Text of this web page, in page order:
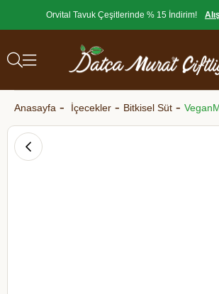
Orvital Tavuk Çeşitlerinde % 15 İndirim!
Anasayfa İçecekler Bitkisel Süt